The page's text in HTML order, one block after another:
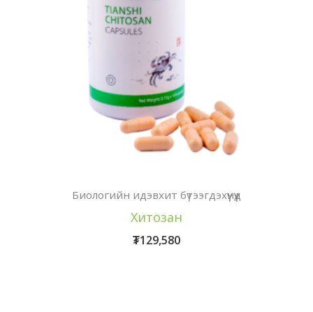
Биологийн идэвхит бүтээгдэхүүнүүд
Хитозан
₮129,580